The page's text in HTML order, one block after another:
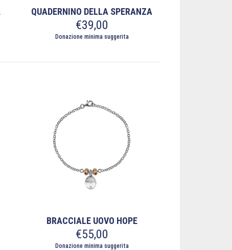
QUADERNINO DELLA SPERANZA
€39,00
Donazione minima suggerita
possono
BRACCIALE UOVO HOPE
€55,00
Donazione minima suggerita